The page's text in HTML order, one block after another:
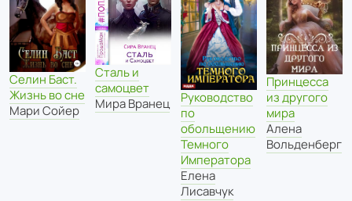
Селин Баст.
Жизнь во сне
Мари Сойер
Сталь и
самоцвет
Мира Вранец
Руководство
по
обольщению
Темного
Императора
Елена
Лисавчук
Принцесса
из другого
мира
Алена
Вольденберг